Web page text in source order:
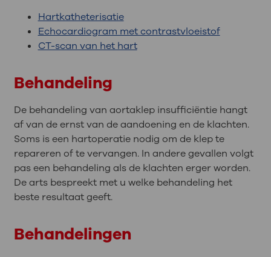
Hartkatheterisatie
Echocardiogram met contrastvloeistof
CT-scan van het hart
Behandeling
De behandeling van aortaklep insufficiëntie hangt
af van de ernst van de aandoening en de klachten.
Soms is een hartoperatie nodig om de klep te
repareren of te vervangen. In andere gevallen volgt
pas een behandeling als de klachten erger worden.
De arts bespreekt met u welke behandeling het
beste resultaat geeft.
Behandelingen